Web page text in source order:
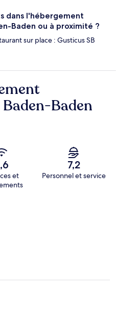
dans l'hébergement
Baden ou à proximité ?
sur place : Gusticus SB
Baden
et
7,2
Personnel et service